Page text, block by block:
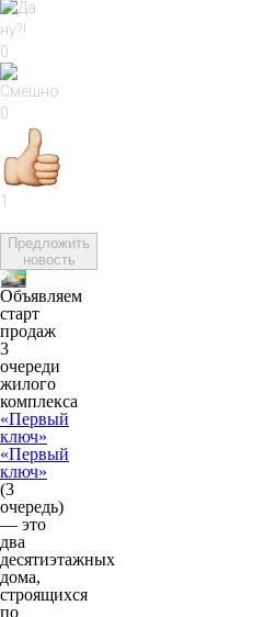
0
0
1
Предложить
новость
Объявляем
старт
продаж
3
очереди
жилого
комплекса
«Первый
ключ»
«Первый
ключ»
(3
очередь)
— это
два
десятиэтажных
дома,
строящихся
по